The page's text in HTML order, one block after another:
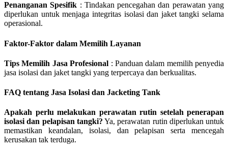
Penanganan Spesifik : Tindakan pencegahan dan perawatan yang
diperlukan untuk menjaga integritas isolasi dan jaket tangki selama
operasional.
Faktor-Faktor dalam Memilih Layanan
Tips Memilih Jasa Profesional : Panduan dalam memilih penyedia
jasa isolasi dan jaket tangki yang terpercaya dan berkualitas.
FAQ tentang Jasa Isolasi dan Jacketing Tank
Apakah perlu melakukan perawatan rutin setelah penerapan
isolasi dan pelapisan tangki? Ya, perawatan rutin diperlukan untuk
memastikan keandalan, isolasi, dan pelapisan serta mencegah
kerusakan tak terduga.